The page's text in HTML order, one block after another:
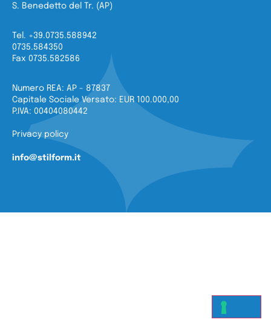
S. Benedetto del Tr. (AP)
Tel. +39.0735.588942
0735.584350
Fax 0735.582586
Numero REA: AP - 87837
Capitale Sociale Versato: EUR 100.000,00
P.IVA: 00404080442
Privacy policy
info@stilform.it